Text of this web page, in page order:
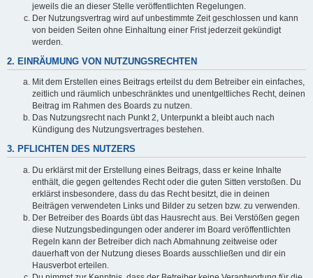
jeweils die an dieser Stelle veröffentlichten Regelungen.
Der Nutzungsvertrag wird auf unbestimmte Zeit geschlossen und kann
von beiden Seiten ohne Einhaltung einer Frist jederzeit gekündigt
werden.
2. EINRÄUMUNG VON NUTZUNGSRECHTEN
Mit dem Erstellen eines Beitrags erteilst du dem Betreiber ein einfaches,
zeitlich und räumlich unbeschränktes und unentgeltliches Recht, deinen
Beitrag im Rahmen des Boards zu nutzen.
Das Nutzungsrecht nach Punkt 2, Unterpunkt a bleibt auch nach
Kündigung des Nutzungsvertrages bestehen.
3. PFLICHTEN DES NUTZERS
Du erklärst mit der Erstellung eines Beitrags, dass er keine Inhalte
enthält, die gegen geltendes Recht oder die guten Sitten verstoßen. Du
erklärst insbesondere, dass du das Recht besitzt, die in deinen
Beiträgen verwendeten Links und Bilder zu setzen bzw. zu verwenden.
Der Betreiber des Boards übt das Hausrecht aus. Bei Verstößen gegen
diese Nutzungsbedingungen oder anderer im Board veröffentlichten
Regeln kann der Betreiber dich nach Abmahnung zeitweise oder
dauerhaft von der Nutzung dieses Boards ausschließen und dir ein
Hausverbot erteilen.